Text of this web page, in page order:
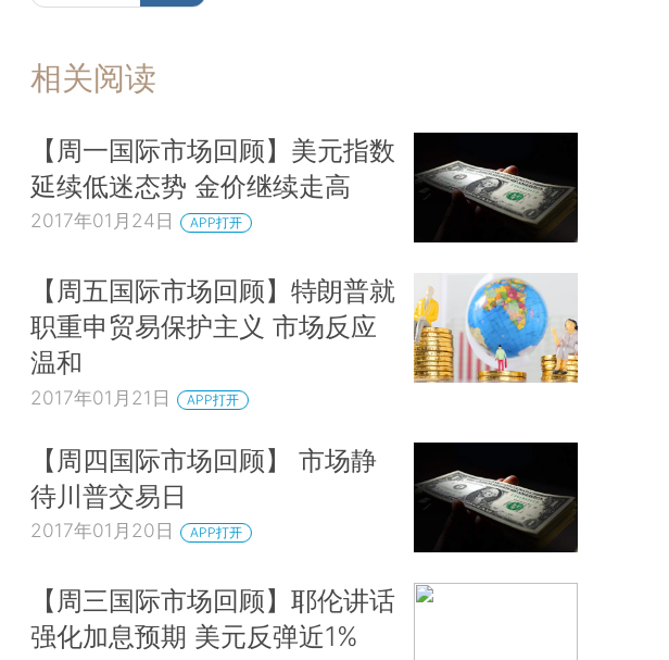
相关阅读
【周一国际市场回顾】美元指数
延续低迷态势 金价继续走高
2017年01月24日 APP打开
【周五国际市场回顾】特朗普就
职重申贸易保护主义 市场反应
温和
2017年01月21日 APP打开
【周四国际市场回顾】 市场静
待川普交易日
2017年01月20日 APP打开
【周三国际市场回顾】耶伦讲话
强化加息预期 美元反弹近1%